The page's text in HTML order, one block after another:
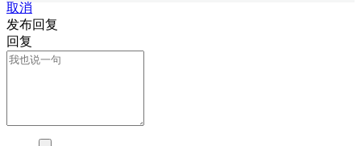
取消
发布回复
回复